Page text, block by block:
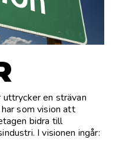
uttrycker en strävan
som vision att
bidra till
I visionen ingår: